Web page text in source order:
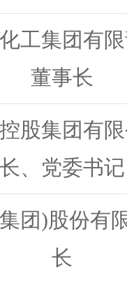
工集团有
董事长
股集团有
长、党委书记
团)股份有
长